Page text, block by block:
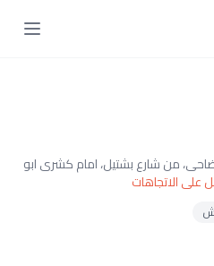
من شارع بشتيل، امام كشرى ابو
على الاتجاهات